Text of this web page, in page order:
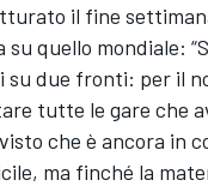
il fine
quello mondiale:
su due fronti: per il
tutte le gare che
che è ancora in
ma finché la